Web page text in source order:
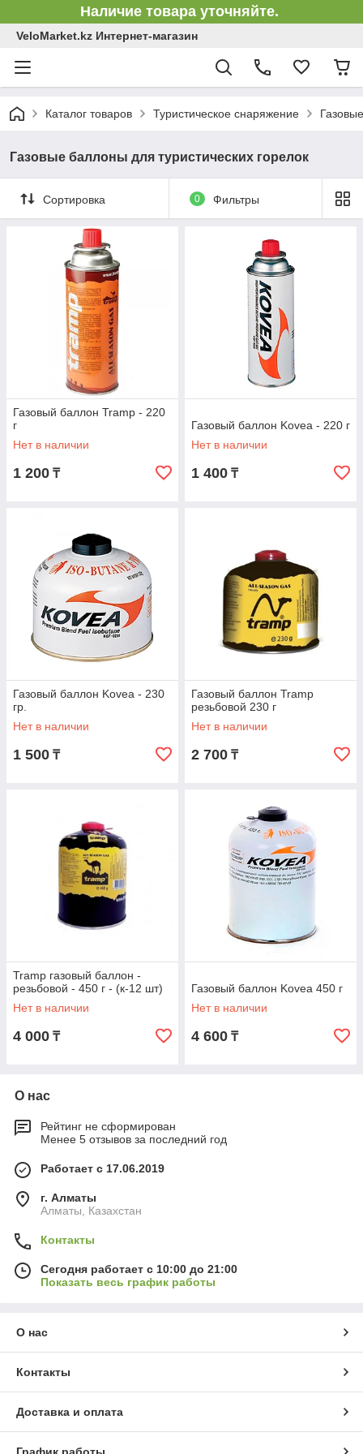
Наличие товара уточняйте.
VeloMarket.kz Интернет-магазин
Каталог товаров Туристическое снаряжение
Газовые баллоны для туристических горелок
Сортировка 0 Фильтры
Газовый баллон Tramp - 220
г
Нет в наличии
1 200 ₸
Газовый баллон Kovea - 220 г
Нет в наличии
1 400 ₸
Газовый баллон Kovea - 230
гр.
Нет в наличии
1 500 ₸
Газовый баллон Tramp
резьбовой 230 г
Нет в наличии
2 700 ₸
Tramp газовый баллон -
резьбовой - 450 г - (к-12 шт)
Нет в наличии
4 000 ₸
Газовый баллон Kovea 450 г
Нет в наличии
4 600 ₸
О нас
Рейтинг не сформирован
Менее 5 отзывов за последний год
Работает с 17.06.2019
г. Алматы
Алматы, Казахстан
Контакты
Сегодня работает с 10:00 до 21:00
Показать весь график работы
О нас
Контакты
Доставка и оплата